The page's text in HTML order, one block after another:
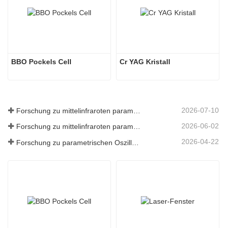
BBO Pockels Cell Cr YAG Kristall
2026-07-10
Forschung zu mittelinfraroten parametrischen Oszillatoren - Teil 05 2026-06-02
2026-04-22